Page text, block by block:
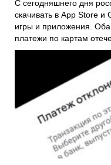
С сегодняшнего дня
скачивать в App Store и
игры и приложения.
платежи по картам